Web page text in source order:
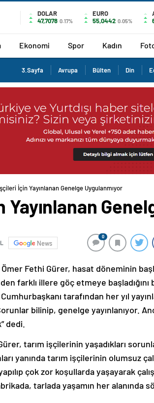
DOLAR
47,7078 0.17%
EURO
55,0442 0.05%
Ekonomi Spor Kadın
3.Sayfa Avrupa Bülten Din
İçin Yayınlanan Genelge Uygulanmıyor
News
0
Fethi Gürer, hasat döneminin
farklı illere göç etmeye başladığını
tarafından her yıl
bilinip, genelge yayınlanıyor.
dedi.
tarım işçilerinin yaşadıkları
yanında tarım işçilerinin olumsuz
çok zor koşullarda yaşayarak
tarlada yaşamın her alanında